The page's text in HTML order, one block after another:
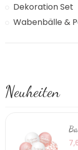
Dekoration Set
Wabenbälle &
Neuheiten